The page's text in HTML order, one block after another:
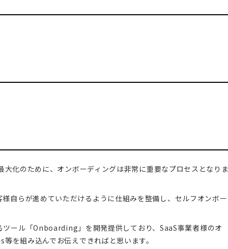
化のために、オンボーディングは非常に重要なプロセスとなりま
自らが進めていただけるように仕組みを整備し、セルフオンボー
ツール「Onboarding」を開発提供しており、SaaS事業者様のオ
を組み込んでお伝えできればと思います。